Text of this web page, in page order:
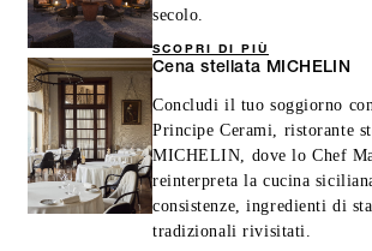
secolo.
SCOPRI DI PIÙ
Cena stellata MICHELIN
Concludi il tuo soggiorno
Principe Cerami, ristorante
MICHELIN, dove lo Chef
reinterpreta la cucina
consistenze, ingredienti di
tradizionali rivisitati.